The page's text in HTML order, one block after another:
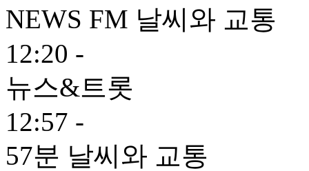
NEWS FM 날씨와 교통
12:20 -
뉴스&트롯
12:57 -
57분 날씨와 교통